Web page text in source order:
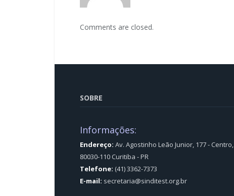
Comments are closed.
SOBRE
Informações:
Endereço: Av. Agostinho Leão Junior, 177 - Centro,
80030-110 Curitiba - PR
Telefone: (41) 3362-7373
E-mail: secretaria@sinditest.org.br